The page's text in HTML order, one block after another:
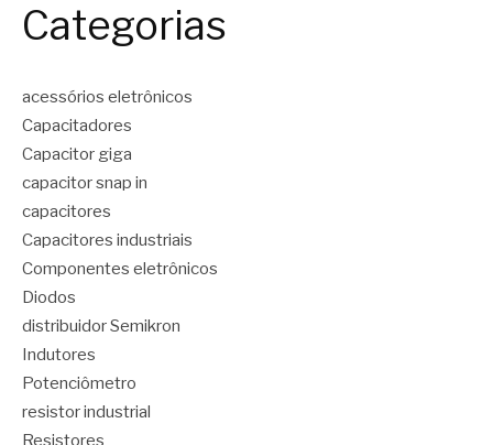
Categorias
acessórios eletrônicos
Capacitadores
Capacitor giga
capacitor snap in
capacitores
Capacitores industriais
Componentes eletrônicos
Diodos
distribuidor Semikron
Indutores
Potenciômetro
resistor industrial
Resistores